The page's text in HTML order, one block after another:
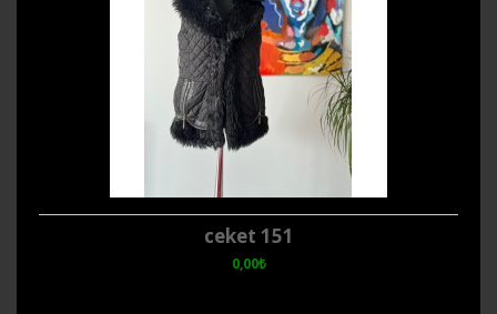
ceket 151
0,00₺